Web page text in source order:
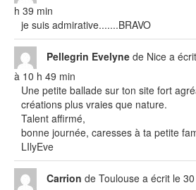
h 39 min
je suis admirative.......BRAVO
Pellegrin Evelyne de Nice a
à 10 h 49 min
Une petite ballade sur ton site fort
créations plus vraies que nature.
Talent affirmé,
bonne journée, caresses à ta petite
LIlyEve
Carrion de Toulouse a écrit le